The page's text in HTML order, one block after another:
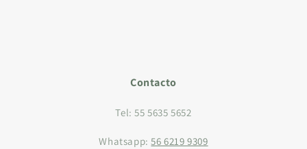
Contacto
Tel: 55 5635 5652
Whatsapp:56 6219 9309